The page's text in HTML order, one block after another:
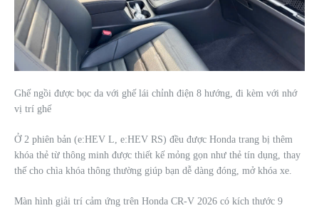
Ghế ngồi được bọc da với ghế lái chỉnh điện 8 hướng, đi kèm với nhớ
vị trí ghế
Ở 2 phiên bản (e:HEV L, e:HEV RS) đều được Honda trang bị thêm
khóa thẻ từ thông minh được thiết kế mỏng gọn như thẻ tín dụng, thay
thế cho chìa khóa thông thường giúp bạn dễ dàng đóng, mở khóa xe.
Màn hình giải trí cảm ứng trên Honda CR-V 2026 có kích thước 9